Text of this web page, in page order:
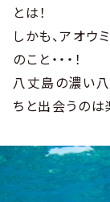
とは！
しかも、アオ
のこと・・・！
八丈島の濃い
ちと出会うのは